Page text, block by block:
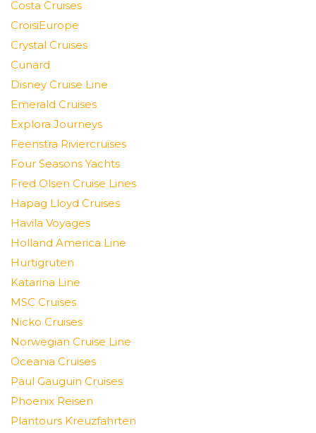
Costa Cruises
CroisiEurope
Crystal Cruises
Cunard
Disney Cruise Line
Emerald Cruises
Explora Journeys
Feenstra Riviercruises
Four Seasons Yachts
Fred Olsen Cruise Lines
Hapag Lloyd Cruises
Havila Voyages
Holland America Line
Hurtigruten
Katarina Line
MSC Cruises
Nicko Cruises
Norwegian Cruise Line
Oceania Cruises
Paul Gauguin Cruises
Phoenix Reisen
Plantours Kreuzfahrten